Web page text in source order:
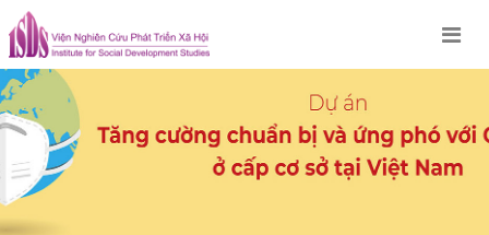
Skip
to
content